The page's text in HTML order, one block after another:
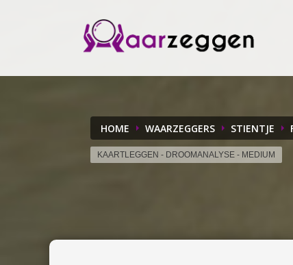
HOME WAARZEGGERS STIENTJE
KAARTLEGGEN - DROOMANALYSE - MEDIUM